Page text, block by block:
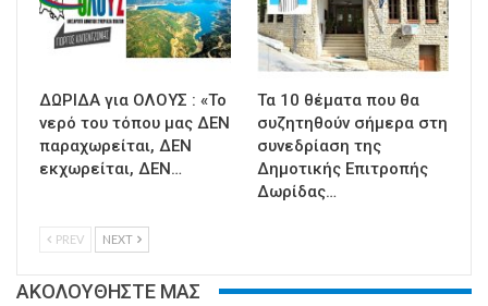
ΔΩΡΙΔΑ για ΟΛΟΥΣ : «Το
νερό του τόπου μας ΔΕΝ
παραχωρείται, ΔΕΝ
εκχωρείται, ΔΕΝ…
Τα 10 θέματα που θα
συζητηθούν σήμερα στη
συνεδρίαση της
Δημοτικής Επιτροπής
Δωρίδας…
PREV NEXT
ΑΚΟΛΟΥΘΗΣΤΕ ΜΑΣ